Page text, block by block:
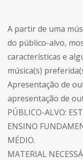
A partir de uma
do público-alvo,
características e
música(s)
Apresentação de
apresentação de
PÚBLICO-ALVO:
ENSINO
MÉDIO.
MATERIAL